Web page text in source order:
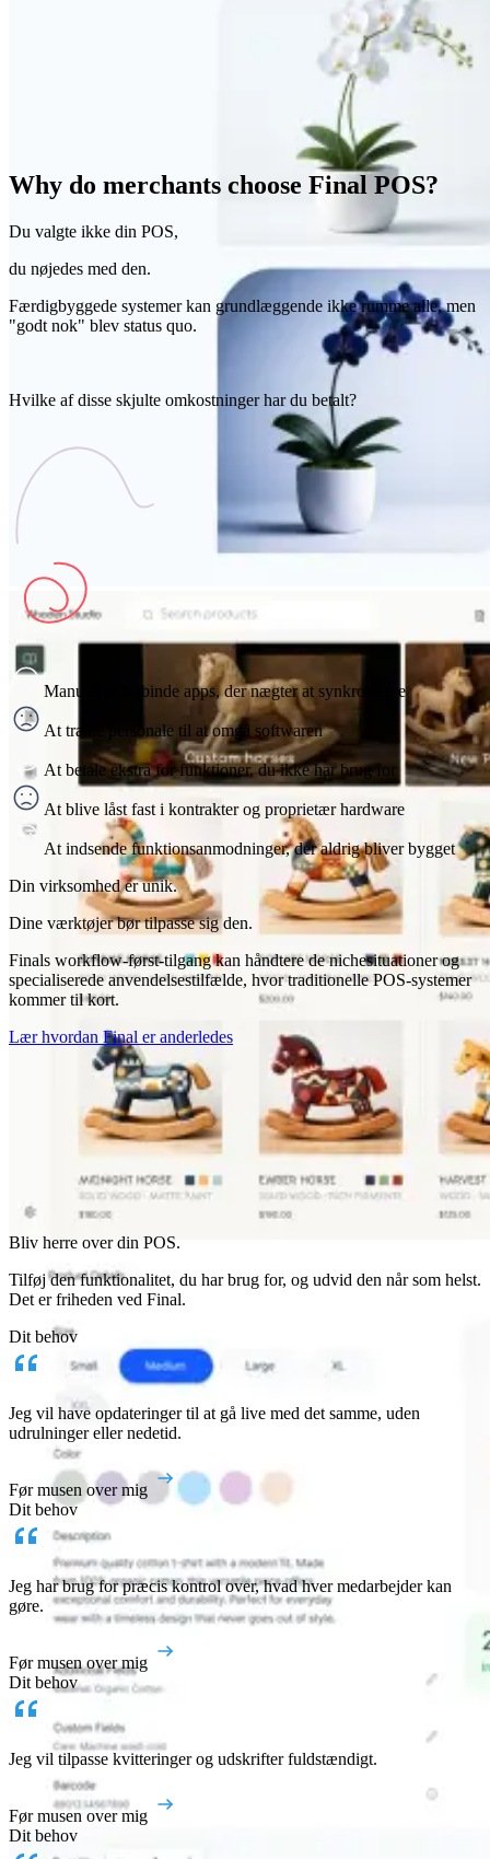
Hvorfor Final?
Historien bag et kasse-OS bygget til enhver virksomhed
Log indKom i gang
Why do merchants choose Final POS?
Du valgte ikke din POS,
du nøjedes med den.
Færdigbyggede systemer kan grundlæggende ikke rumme alle, men
"godt nok" blev status quo.
Hvilke af disse skjulte omkostninger har du betalt?
Manuelt at forbinde apps, der nægter at synkronisere
At træne personale til at omgå softwaren
At betale ekstra for funktioner, du ikke har brug for
At blive låst fast i kontrakter og proprietær hardware
At indsende funktionsanmodninger, der aldrig bliver bygget
Din virksomhed er unik.
Dine værktøjer bør tilpasse sig den.
Finals workflow-først-tilgang kan håndtere de nichesituationer og
specialiserede anvendelsestilfælde, hvor traditionelle POS-systemer
kommer til kort.
Lær hvordan Final er anderledes
Bliv herre over din POS.
Tilføj den funktionalitet, du har brug for, og udvid den når som helst.
Det er friheden ved Final.
Dit behov
Jeg vil have opdateringer til at gå live med det samme, uden
udrulninger eller nedetid.
Før musen over mig
Dit behov
Jeg har brug for præcis kontrol over, hvad hver medarbejder kan
gøre.
Før musen over mig
Dit behov
Jeg vil tilpasse kvitteringer og udskrifter fuldstændigt.
Før musen over mig
Dit behov